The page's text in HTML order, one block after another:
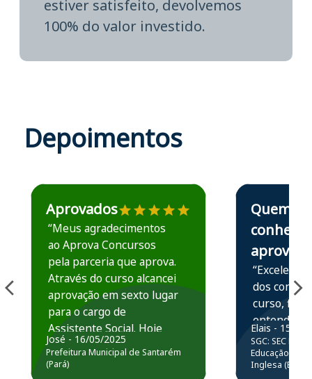
estiver satisfeito, devolvemos
100% do valor investido.
Depoimentos
Estudante José recomenda o Aprova Concursos em
Aprovados
“Meus agradecimentos
ao Aprova Concursos
pela parceria que aprova.
Através do curso alcancei
aprovação em sexto lugar
para o cargo de
Assistente Social. Hoje
estou atuando na
Prefeitura de Santarém.
José - 16/05/2025
Prefeitura Municipal de Santarém
(Pará)
Estudante Elais
Quem
conhece,
aprova
“Excelente
dos
curso,
entender e
prática
resolução
questões.”
Elais - 15/07/
SGC: SEC BA
Educação
Inglesa (Edital